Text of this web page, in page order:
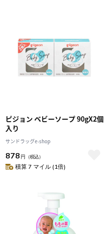
ピジョン ベビーソープ 90gX2個
入り
サンドラッグe-shop
878 円 （税込）
積算 7 マイル (1倍)